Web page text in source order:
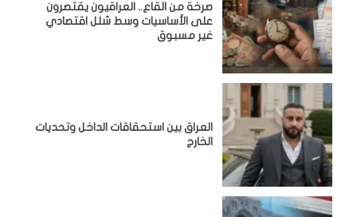
صرخة من القاع.. العراقيون يقتصرون
على الأساسيات وسط شلل اقتصادي
غير مسبوق
‏العراق بين استحقاقات الداخل وتحديات
الخارج